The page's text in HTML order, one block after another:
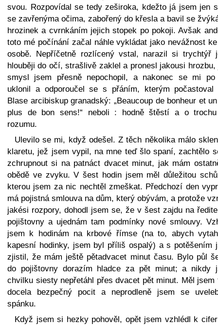
svou. Rozpovídal se tedy zeširoka, kdežto já jsem jen
se zavřenýma očima, zabořený do křesla a bavil se
hrozinek a cvrnkáním jejich stopek po pokoji. Avšak
toto mé počínání začal náhle vykládat jako nevážnost
osobě. Nepříčetně rozlícený vstal, narazil si trychtýř
hlouběji do očí, strašlivě zaklel a pronesl jakousi
smysl jsem přesně nepochopil, a nakonec se mi po
uklonil a odporoučel se s přáním, kterým počastoval
Blase arcibiskup granadský: „Beaucoup de bonheur et
plus de bon sens!“ neboli : hodně štěstí a o
rozumu.
Ulevilo se mi, když odešel. Z těch několika málo
klaretu, jež jsem vypil, na mne teď šlo spaní, zachtělo
zchrupnout si na patnáct dvacet minut, jak mám
obědě ve zvyku. V šest hodin jsem měl důležitou
kterou jsem za nic nechtěl zmeškat. Předchozí den
má pojistná smlouva na dům, který obývám, a protože
jakési rozpory, dohodl jsem se, že v šest zajdu na
pojištovny a ujednám tam podmínky nové smlouvy.
jsem k hodinám na krbové římse (na to, abych
kapesní hodinky, jsem byl příliš ospalý) a s potěšením
zjistil, že mám ještě pětadvacet minut času. Bylo půl
do pojištovny dorazím hladce za pět minut; a nikdy
chvilku siesty nepřetáhl přes dvacet pět minut. Měl jsem
docela bezpečný pocit a neprodleně jsem se
spánku.
Když jsem si hezky pohověl, opět jsem vzhlédl k